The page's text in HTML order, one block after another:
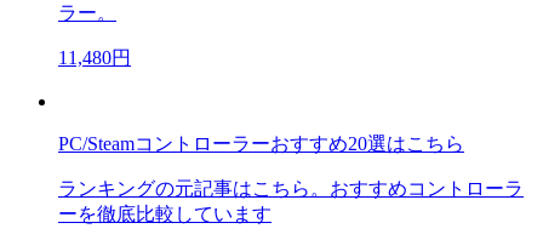
ラー。
11,480円
PC/Steamコントローラーおすすめ20選はこちら
ランキングの元記事はこちら。おすすめコントローラ
ーを徹底比較しています